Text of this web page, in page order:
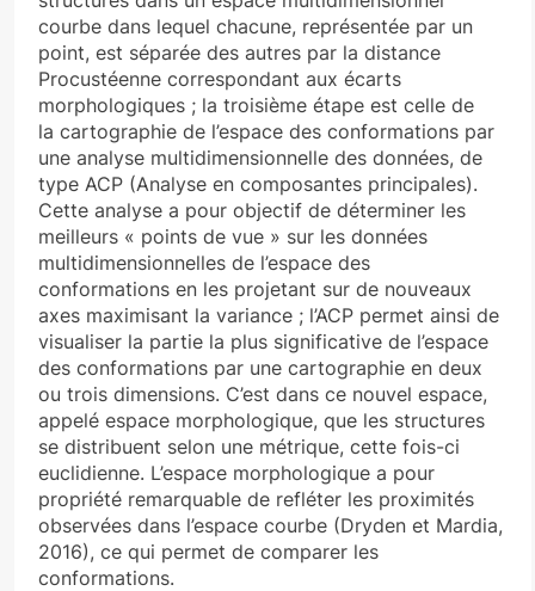
courbe dans lequel chacune, représentée par un
point, est séparée des autres par la distance
Procustéenne correspondant aux écarts
morphologiques ; la troisième étape est celle de
la cartographie de l’espace des conformations par
une analyse multidimensionnelle des données, de
type ACP (Analyse en composantes principales).
Cette analyse a pour objectif de déterminer les
meilleurs « points de vue » sur les données
multidimensionnelles de l’espace des
conformations en les projetant sur de nouveaux
axes maximisant la variance ; l’ACP permet ainsi de
visualiser la partie la plus significative de l’espace
des conformations par une cartographie en deux
ou trois dimensions. C’est dans ce nouvel espace,
appelé espace morphologique, que les structures
se distribuent selon une métrique, cette fois-ci
euclidienne. L’espace morphologique a pour
propriété remarquable de refléter les proximités
observées dans l’espace courbe (Dryden et Mardia,
2016), ce qui permet de comparer les
conformations.